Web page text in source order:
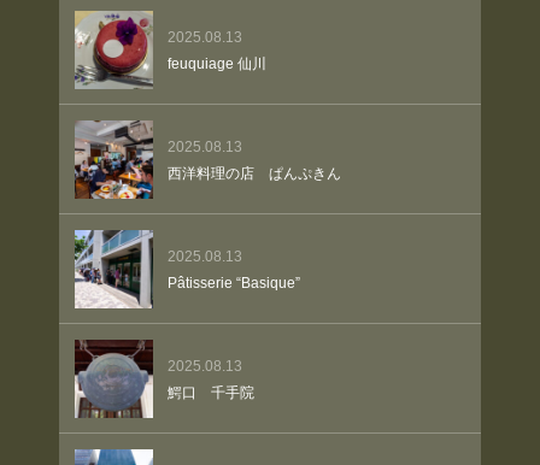
2025.08.13
feuquiage 仙川
2025.08.13
西洋料理の店 ぱんぷきん
2025.08.13
Pâtisserie “Basique”
2025.08.13
鰐口 千手院